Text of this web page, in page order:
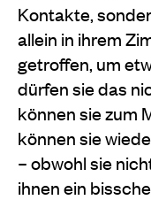
Kontakte,
allein in ihrem
getroffen, um
dürfen sie das
können sie zum
können sie
– obwohl sie
ihnen ein